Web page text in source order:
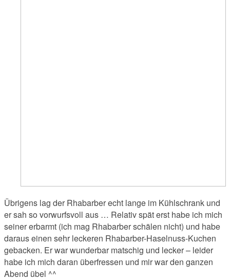
Übrigens lag der Rhabarber echt lange im Kühlschrank und
er sah so vorwurfsvoll aus … Relativ spät erst habe ich mich
seiner erbarmt (ich mag Rhabarber schälen nicht) und habe
daraus einen sehr leckeren Rhabarber-Haselnuss-Kuchen
gebacken. Er war wunderbar matschig und lecker – leider
habe ich mich daran überfressen und mir war den ganzen
Abend übel ^^